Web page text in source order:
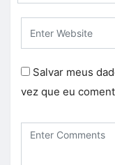
Salvar meus
vez que eu